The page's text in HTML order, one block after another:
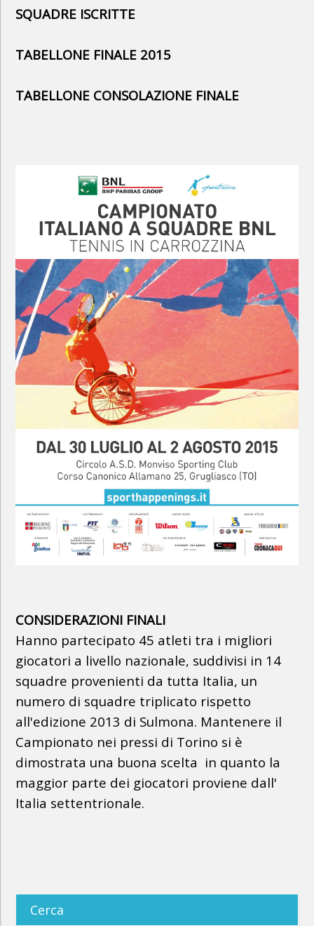
SQUADRE ISCRITTE
TABELLONE FINALE 2015
TABELLONE CONSOLAZIONE FINALE
CONSIDERAZIONI FINALI
Hanno partecipato 45 atleti tra i migliori
giocatori a livello nazionale, suddivisi in 14
squadre provenienti da tutta Italia, un
numero di squadre triplicato rispetto
all'edizione 2013 di Sulmona. Mantenere il
Campionato nei pressi di Torino si è
dimostrata una buona scelta in quanto la
maggior parte dei giocatori proviene dall'
Italia settentrionale.
Cerca